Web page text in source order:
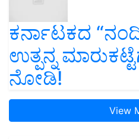
ಕರ್ನಾಟಕದ
ಉತ್ಪನ್ನ
ನೋಡಿ!
View